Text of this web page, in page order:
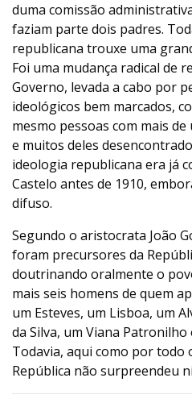
duma comissão
faziam parte dois padres.
republicana trouxe uma
Foi uma mudança radical de
Governo, levada a cabo por
ideológicos bem marcados,
mesmo pessoas com mais
e muitos deles
ideologia republicana era já
Castelo antes de 1910,
difuso.
Segundo o aristocrata João
foram precursores da
doutrinando oralmente o
mais seis homens de quem
um Esteves, um Lisboa, um
da Silva, um Viana Patronilho
Todavia, aqui como por todo
República não surpreendeu